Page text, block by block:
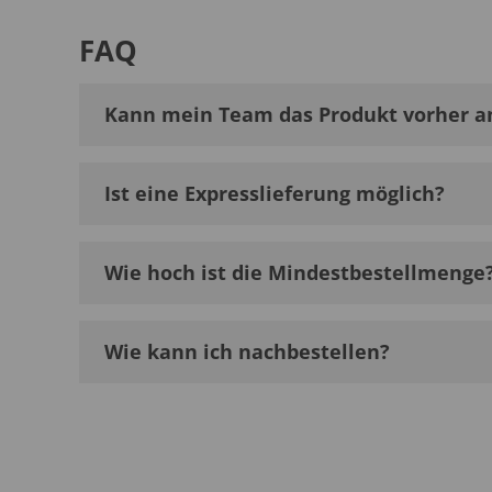
FAQ
Kann mein Team das Produkt vorher
Ist eine Expresslieferung möglich?
Wie hoch ist die
Wie kann ich nachbestellen?